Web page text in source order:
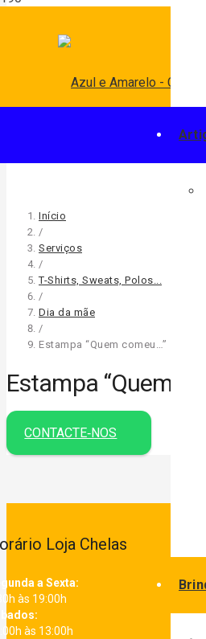
Início
/
Serviços
/
T-Shirts, Sweats, Polos...
/
Dia da mãe
/
Estampa “Quem comeu…”
Estampa “Quem
CONTACTE‑NOS
Loja Chelas
a Sexta:
às 19:00h
às 13:00h